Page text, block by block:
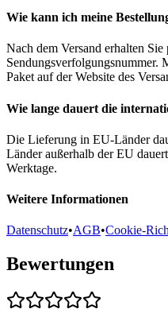
Wie kann ich meine
Nach dem Versand erhalten
Sendungsverfolgungsnummer.
Paket auf der Website des
Wie lange dauert die
Die Lieferung in EU-Länder
Länder außerhalb der EU
Werktage.
Weitere Informationen
Datenschutz•AGB•Cookie-
Bewertungen